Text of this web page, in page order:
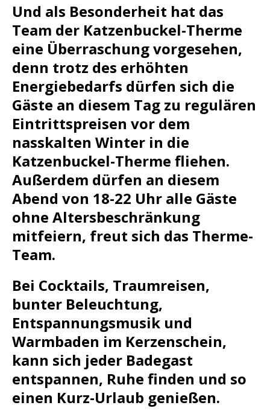
Und als Besonderheit hat das
Team der Katzenbuckel-Therme
eine Überraschung vorgesehen,
denn trotz des erhöhten
Energiebedarfs dürfen sich die
Gäste an diesem Tag zu regulären
Eintrittspreisen vor dem
nasskalten Winter in die
Katzenbuckel-Therme fliehen.
Außerdem dürfen an diesem
Abend von 18-22 Uhr alle Gäste
ohne Altersbeschränkung
mitfeiern, freut sich das Therme-
Team.
Bei Cocktails, Traumreisen,
bunter Beleuchtung,
Entspannungsmusik und
Warmbaden im Kerzenschein,
kann sich jeder Badegast
entspannen, Ruhe finden und so
einen Kurz-Urlaub genießen.